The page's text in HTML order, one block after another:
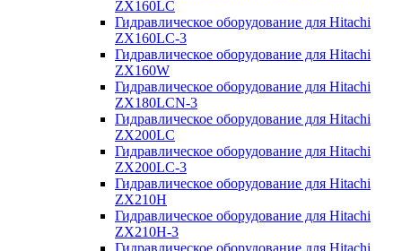
ZX160LC
Гидравлическое оборудование для Hitachi
ZX160LC-3
Гидравлическое оборудование для Hitachi
ZX160W
Гидравлическое оборудование для Hitachi
ZX180LCN-3
Гидравлическое оборудование для Hitachi
ZX200LC
Гидравлическое оборудование для Hitachi
ZX200LC-3
Гидравлическое оборудование для Hitachi
ZX210H
Гидравлическое оборудование для Hitachi
ZX210H-3
Гидравлическое оборудование для Hitachi